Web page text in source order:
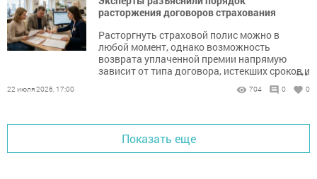
расторжения договоров страхования
Расторгнуть страховой полис можно в
любой момент, однако возможность
возврата уплаченной премии напрямую
зависит от типа договора, истекших сроков и
текущей юридической практики.
...
22 июля 2026, 17:00 704 0 0
Показать еще